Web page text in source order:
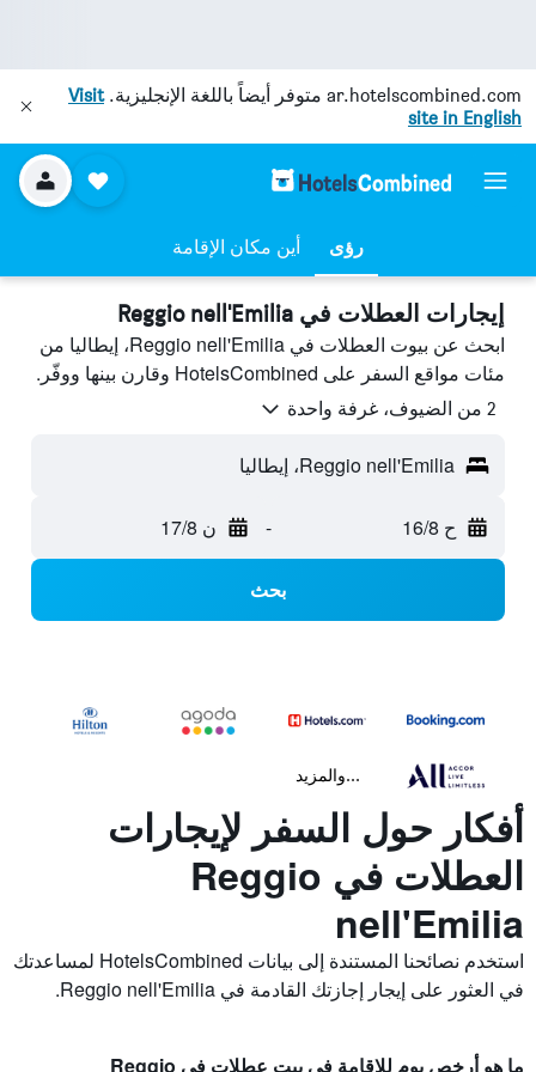
ar.hotelscombined.com متوفر أيضاً باللغة الإنجليزية.Visit
site in English
رؤى أين مكان الإقامة
إيجارات العطلات في Reggio nell'Emilia
ابحث عن بيوت العطلات في Reggio nell'Emilia، إيطاليا من
مئات مواقع السفر على HotelsCombined وقارن بينها ووفّر.
2 من الضيوف، غرفة واحدة
Reggio nell'Emilia، إيطاليا
ح 16/8 - ن 17/8
بحث
...والمزيد
أفكار حول السفر لإيجارات
العطلات في Reggio
nell'Emilia
استخدم نصائحنا المستندة إلى بيانات HotelsCombined لمساعدتك
في العثور على إيجار إجازتك القادمة في Reggio nell'Emilia.
ما هو أرخص يوم للإقامة في بيت عطلات في Reggio